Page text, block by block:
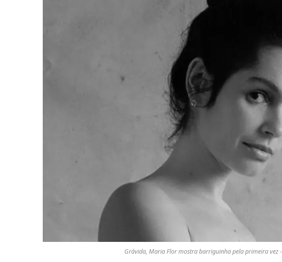
Grávida, Maria Flor mostra barriguinha pela primeira vez